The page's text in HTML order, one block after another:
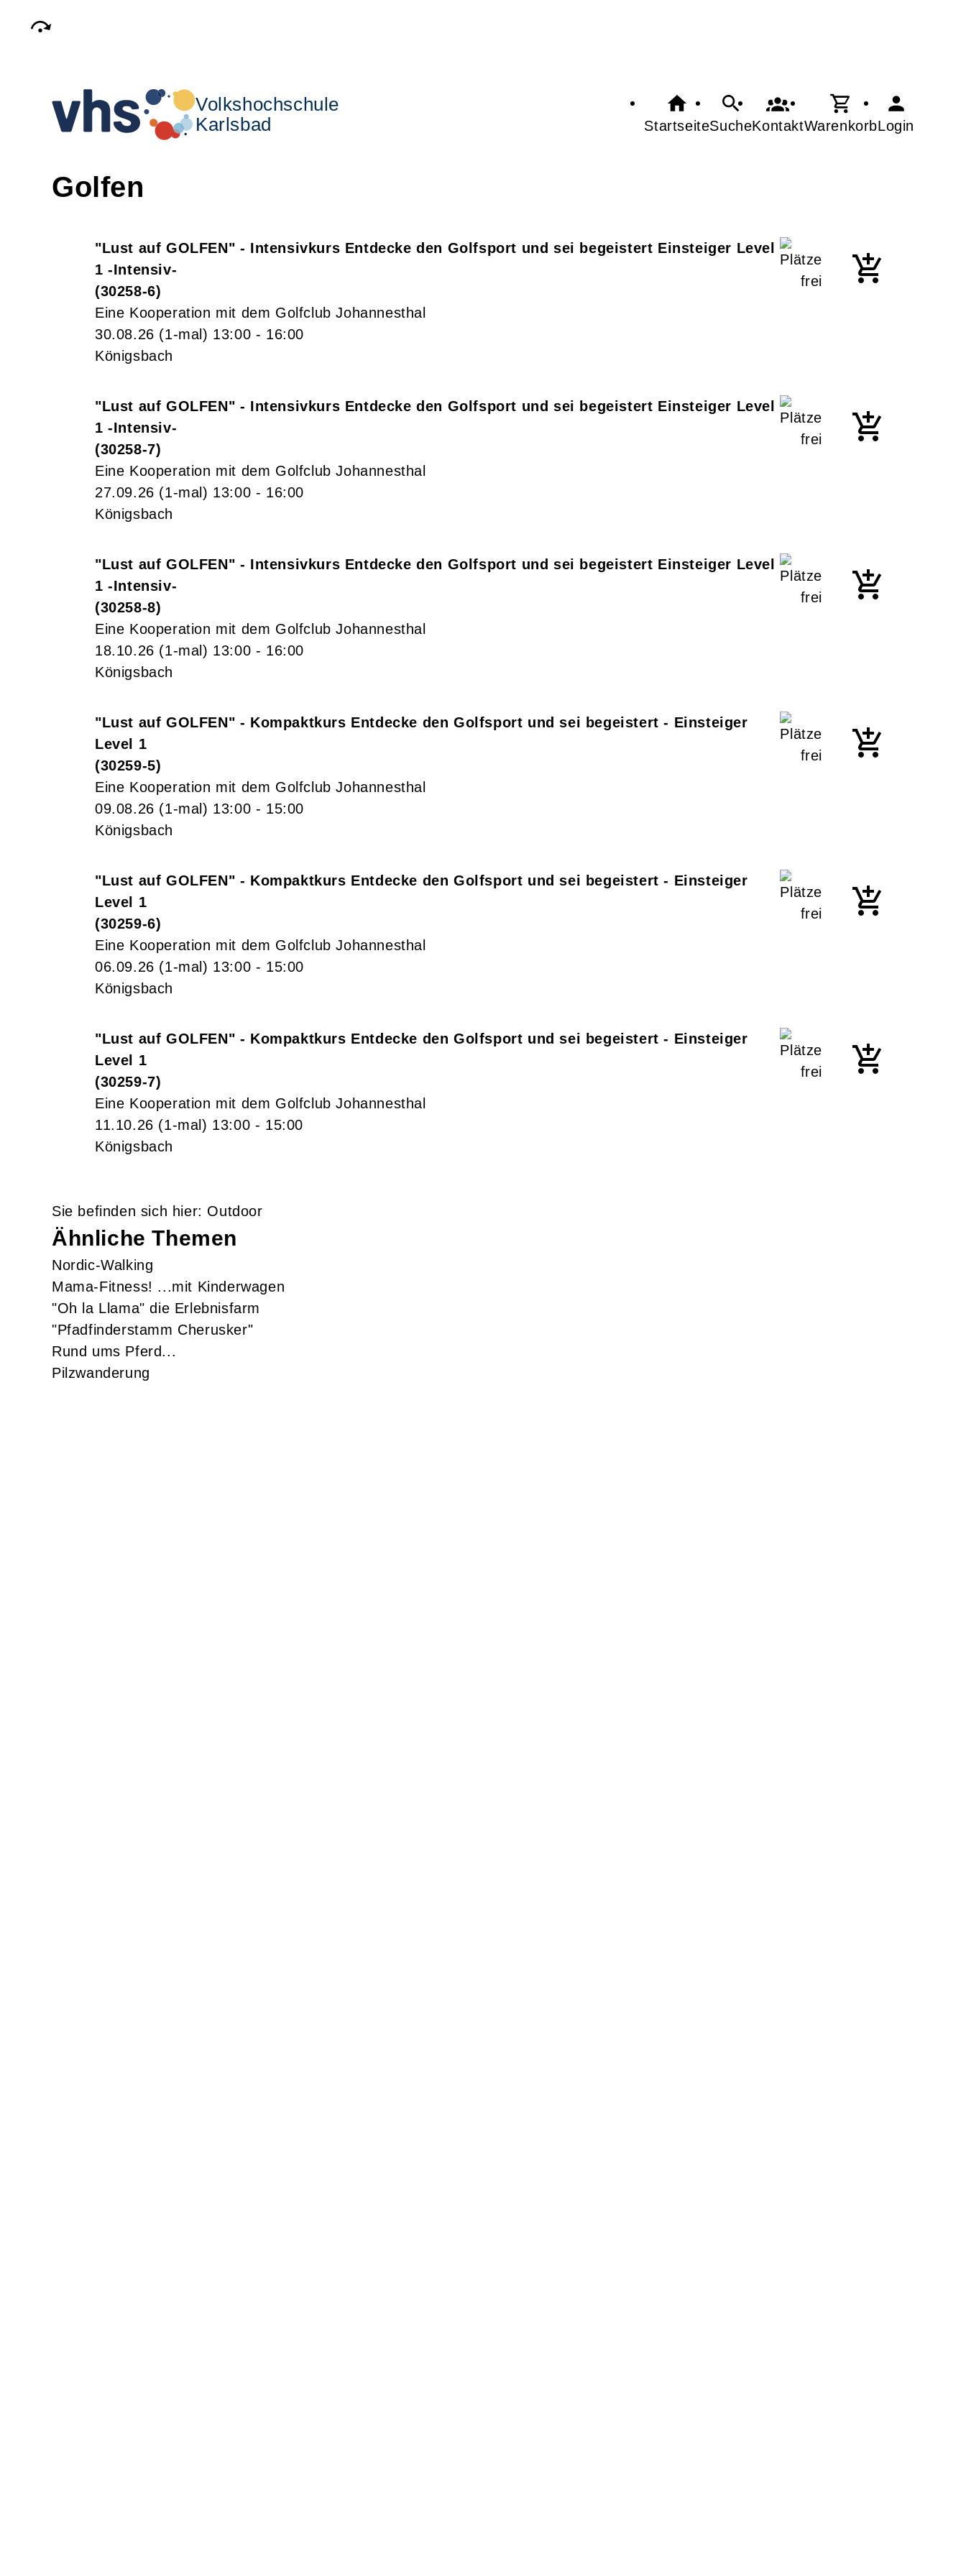
Volkshochschule
Karlsbad
StartseiteSucheKontaktWarenkorbLogin
Golfen
"Lust auf GOLFEN" - Intensivkurs Entdecke den Golfsport und sei begeistert Einsteiger Level
1 -Intensiv-
30258-6
Eine Kooperation mit dem Golfclub Johannesthal
30.08.26 (1-mal) 13:00 - 16:00
Königsbach
"Lust auf GOLFEN" - Intensivkurs Entdecke den Golfsport und sei begeistert Einsteiger Level
1 -Intensiv-
30258-7
Eine Kooperation mit dem Golfclub Johannesthal
27.09.26 (1-mal) 13:00 - 16:00
Königsbach
"Lust auf GOLFEN" - Intensivkurs Entdecke den Golfsport und sei begeistert Einsteiger Level
1 -Intensiv-
30258-8
Eine Kooperation mit dem Golfclub Johannesthal
18.10.26 (1-mal) 13:00 - 16:00
Königsbach
"Lust auf GOLFEN" - Kompaktkurs Entdecke den Golfsport und sei begeistert - Einsteiger
Level 1
30259-5
Eine Kooperation mit dem Golfclub Johannesthal
09.08.26 (1-mal) 13:00 - 15:00
Königsbach
"Lust auf GOLFEN" - Kompaktkurs Entdecke den Golfsport und sei begeistert - Einsteiger
Level 1
30259-6
Eine Kooperation mit dem Golfclub Johannesthal
06.09.26 (1-mal) 13:00 - 15:00
Königsbach
"Lust auf GOLFEN" - Kompaktkurs Entdecke den Golfsport und sei begeistert - Einsteiger
Level 1
30259-7
Eine Kooperation mit dem Golfclub Johannesthal
11.10.26 (1-mal) 13:00 - 15:00
Königsbach
Outdoor
Ähnliche Themen
Nordic-Walking
Mama-Fitness! ...mit Kinderwagen
"Oh la Llama" die Erlebnisfarm
"Pfadfinderstamm Cherusker"
Rund ums Pferd...
Pilzwanderung